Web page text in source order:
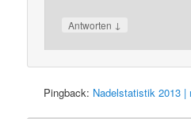
Antworten ↓
Pingback: Nadelstatistik 2013